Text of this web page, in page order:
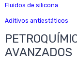
Fluidos de silicona
Aditivos antiestáticos
AVANZADOS